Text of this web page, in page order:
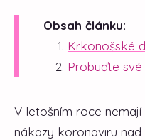
Obsah článku:
​Krkonošské
​Probuďte
V letošním roce nemají
nákazy koronaviru